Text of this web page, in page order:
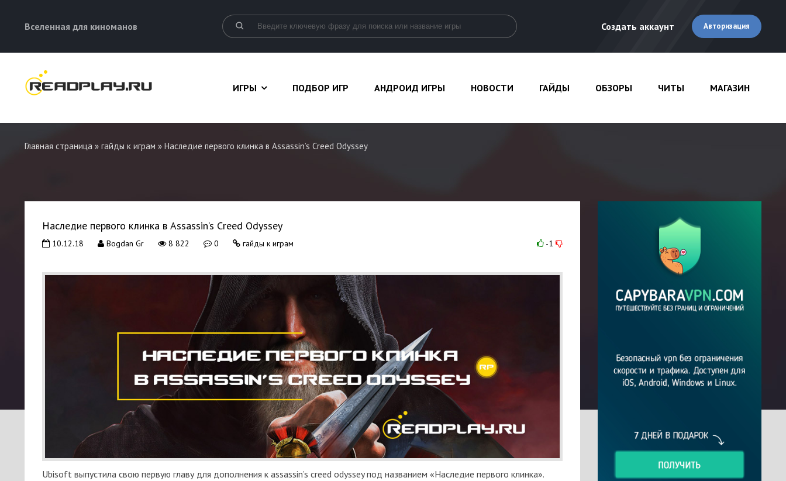
Вселенная для киноманов Создать аккаунт Авторизация
ИГРЫ ПОДБОР ИГР АНДРОИД ИГРЫ НОВОСТИ ГАЙДЫ ОБЗОРЫ ЧИТЫ МАГАЗИН
Главная страница » гайды к играм » Наследие первого клинка в Assassin’s Creed Odyssey
Наследие первого клинка в Assassin’s Creed Odyssey
-1
10.12.18 Bogdan Gr 8 822 0 гайды к играм
Ubisoft выпустила свою первую главу для дополнения к assassin’s creed odyssey под названием «Наследие первого клинка».